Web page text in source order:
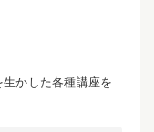
かした各種講座を